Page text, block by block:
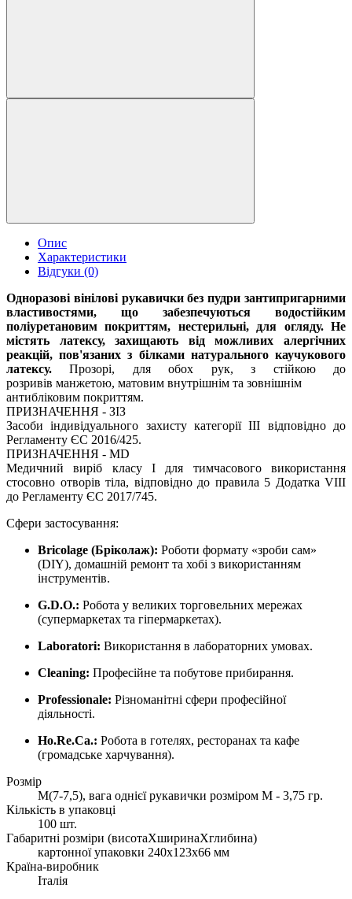
Опис
Характеристики
Відгуки (0)
Одноразові вінілові рукавички без пудри зантипригарними
властивостями, що забезпечуються водостійким
поліуретановим покриттям, нестерильні, для огляду. Не
містять латексу, захищають від можливих алергічних
реакцій, пов'язаних з білками натурального каучукового
латексу.Прозорі, для обох рук, з стійкою до
розривів манжетою, матовим внутрішнім та зовнішнім
антибліковим покриттям.
ПРИЗНАЧЕННЯ - ЗІЗ
Засоби індивідуального захисту категорії III відповідно до
Регламенту ЄС 2016/425.
ПРИЗНАЧЕННЯ - MD
Медичний виріб класу I для тимчасового використання
стосовно отворів тіла, відповідно до правила 5 Додатка VIII
до Регламенту ЄС 2017/745.
Сфери застосування:
Bricolage (Бріколаж): Роботи формату «зроби сам»
(DIY), домашній ремонт та хобі з використанням
інструментів.
G.D.O.: Робота у великих торговельних мережах
(супермаркетах та гіпермаркетах).
Laboratori: Використання в лабораторних умовах.
Cleaning: Професійне та побутове прибирання.
Professionale: Різноманітні сфери професійної
діяльності.
Ho.Re.Ca.: Робота в готелях, ресторанах та кафе
(громадське харчування).
Розмір
M(7-7,5), вага однієї рукавички розміром M - 3,75 гр.
Кількість в упаковці
100 шт.
Габаритні розміри (висотаХширинаХглибина)
картонної упаковки 240х123х66 мм
Країна-виробник
Італія